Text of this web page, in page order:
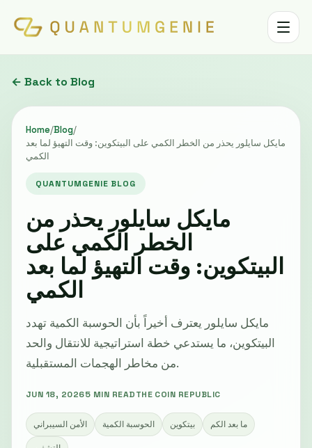
Toggle
← Back to Blog
Home/Blog/
مايكل سايلور يحذر من الخطر الكمي على البيتكوين: وقت التهيؤ لما بعد
الكمي
QUANTUMGENIE BLOG
مايكل سايلور يحذر من
الخطر الكمي على
البيتكوين: وقت التهيؤ لما بعد
الكمي
مايكل سايلور يعترف أخيراً بأن الحوسبة الكمية تهدد
البيتكوين، ما يستدعي خطة استراتيجية للانتقال والحد
من مخاطر الهجمات المستقبلية.
JUN 18, 20265 MIN READTHE COIN REPUBLIC
الأمن السيبراني الحوسبة الكمية بيتكوين ما بعد الكم